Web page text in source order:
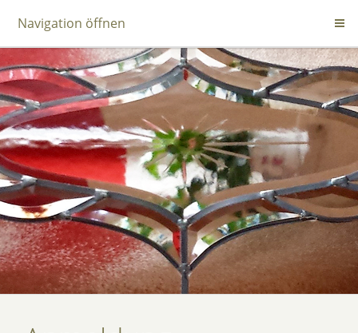
Navigation öffnen